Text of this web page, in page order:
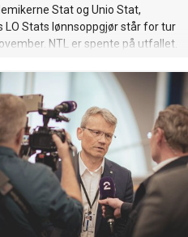
Stat og Unio Stat,
LO Stats lønnsoppgjør står for tur
NTL er spente på utfallet.